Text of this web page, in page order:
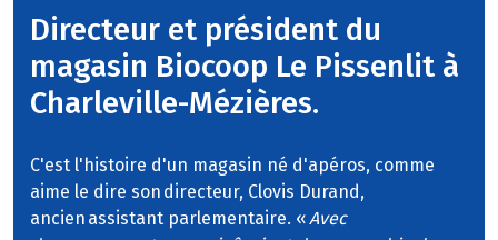
Directeur et président du
magasin Biocoop Le Pissenlit à
Charleville-Mézières.
C'est l'histoire d'un magasin né d'apéros, comme
aime le dire son directeur, Clovis Durand,
ancien assistant parlementaire. «Avec